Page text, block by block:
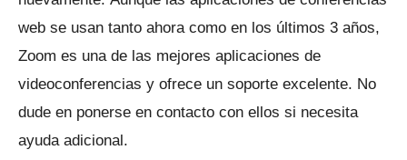
web se usan tanto ahora como en los últimos 3 años,
Zoom es una de las mejores aplicaciones de
videoconferencias y ofrece un soporte excelente. No
dude en ponerse en contacto con ellos si necesita
ayuda adicional.